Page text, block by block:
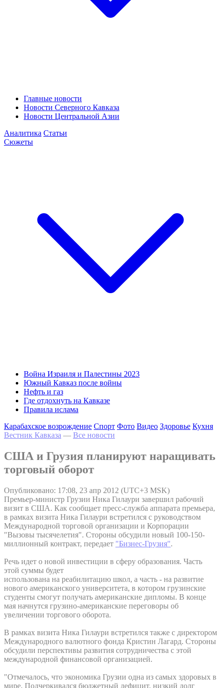
Главные новости
Новости Северного Кавказа
Новости Центральной Азии
Аналитика Статьи
Сюжеты
Война Израиля и Палестины 2023
Южный Кавказ после войны
Нефть и газ
Где отдохнуть на Кавказе
Правила ислама
Карабахское возрождение Спорт Фото Видео Здоровье Кухня
Вестник Кавказа — Все новости
США и Грузия планируют наращивать
торговый оборот
Опубликовано: 17:08, 23 апр 2012 (UTC+3 MSK)
Премьер-министр Грузии Ника Гилаури завершил рабочий
визит в США. Как сообщает пресс-служба аппарата премьера,
в рамках визита Ника Гилаури встретился с руководством
Международной торговой организации и Корпорации
"Вызовы тысячелетия". Стороны обсудили новый 100-150-
миллионный контракт, передает "Бизнес-Грузия".
Речь идет о новой инвестиции в сферу образования. Часть
этой суммы будет
использована на реабилитацию школ, а часть - на развитие
нового американского университета, в котором грузинские
студенты смогут получать американские дипломы. В конце
мая начнутся грузино-американские переговоры об
увеличении торгового оборота.
В рамках визита Ника Гилаури встретился также с директором
Международного валютного фонда Кристин Лагард. Стороны
обсудили перспективы развития сотрудничества с этой
международной финансовой организацией.
"Отмечалось, что экономика Грузии одна из самых здоровых в
мире. Подчеркивался бюджетный дефицит, низкий долг